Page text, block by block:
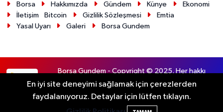
Borsa Hakkımızda Gündem Künye
Ekonomi
İletişim
Bitcoin Gizlilik Sözleşmesi
Emtia
Yasal Uyarı
Galeri Borsa Gundem
Borsa Gundem - Copyright © 2025. Her hakkı
saklıdır.
Haber Yazılımı:TE Bilişim
En iyi site deneyimi sağlamak için çerezlerden
faydalanıyoruz. Detaylar için lütfen tıklayın.